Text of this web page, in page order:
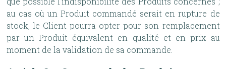
au cas où un Produit commandé serait en rupture de
stock, le Client pourra opter pour son remplacement
par un Produit équivalent en qualité et en prix au
moment de la validation de sa commande.